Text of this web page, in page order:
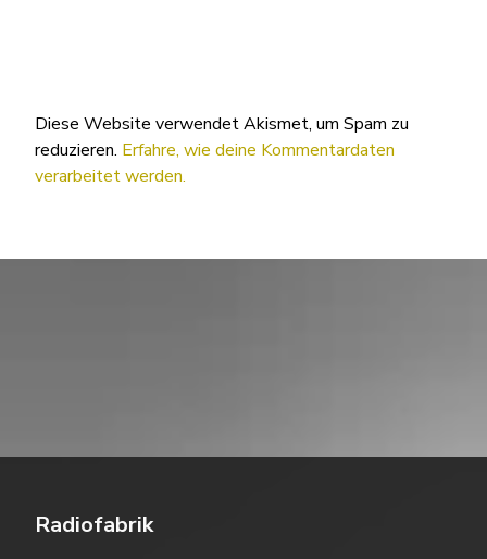
Diese Website verwendet Akismet, um Spam zu
reduzieren. Erfahre, wie deine Kommentardaten
verarbeitet werden.
Radiofabrik